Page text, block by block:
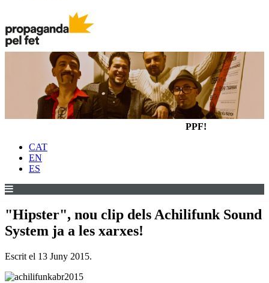
PPF!
CAT
EN
ES
"Hipster", nou clip dels Achilifunk Sound
System ja a les xarxes!
Escrit el 13 Juny 2015.